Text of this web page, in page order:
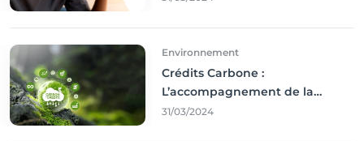
Environnement
Crédits Carbone :
L’accompagnement de la
Francophonie
31/03/2024